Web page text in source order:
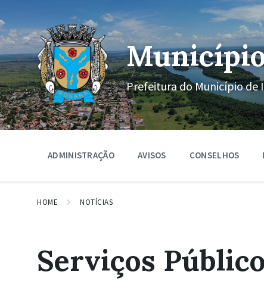
o
conteúdo
a
navegação
principal
o
rodapé
Prefeitura do Município de
ADMINISTRAÇÃO AVISOS CONSELHOS
HOME NOTÍCIAS
Serviços